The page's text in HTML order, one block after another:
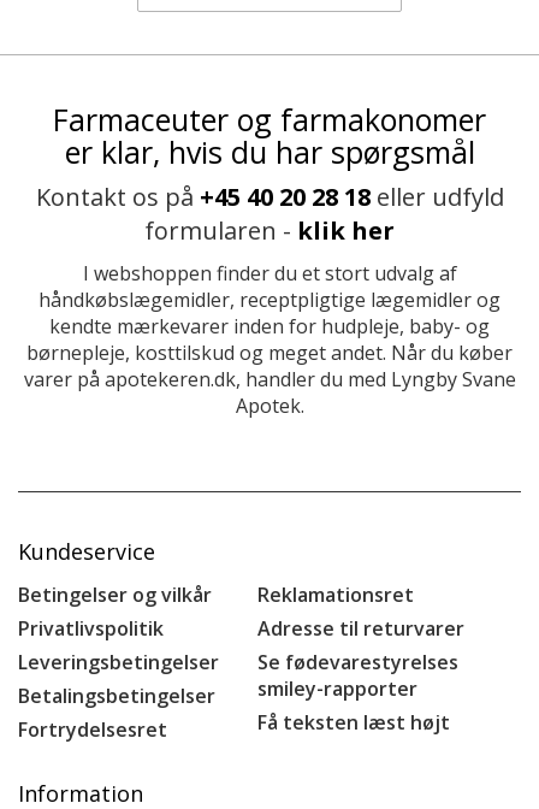
Farmaceuter og farmakonomer
er klar, hvis du har spørgsmål
Kontakt os på +45 40 20 28 18eller udfyld
formularen - klik her
I webshoppen finder du et stort udvalg af
håndkøbslægemidler, receptpligtige lægemidler og
kendte mærkevarer inden for hudpleje, baby- og
børnepleje, kosttilskud og meget andet. Når du køber
varer på apotekeren.dk, handler du med Lyngby Svane
Apotek.
Kundeservice
Betingelser og vilkår
Privatlivspolitik
Leveringsbetingelser
Betalingsbetingelser
Fortrydelsesret
Reklamationsret
Adresse til returvarer
Se fødevarestyrelses
smiley-rapporter
Få teksten læst højt
Information